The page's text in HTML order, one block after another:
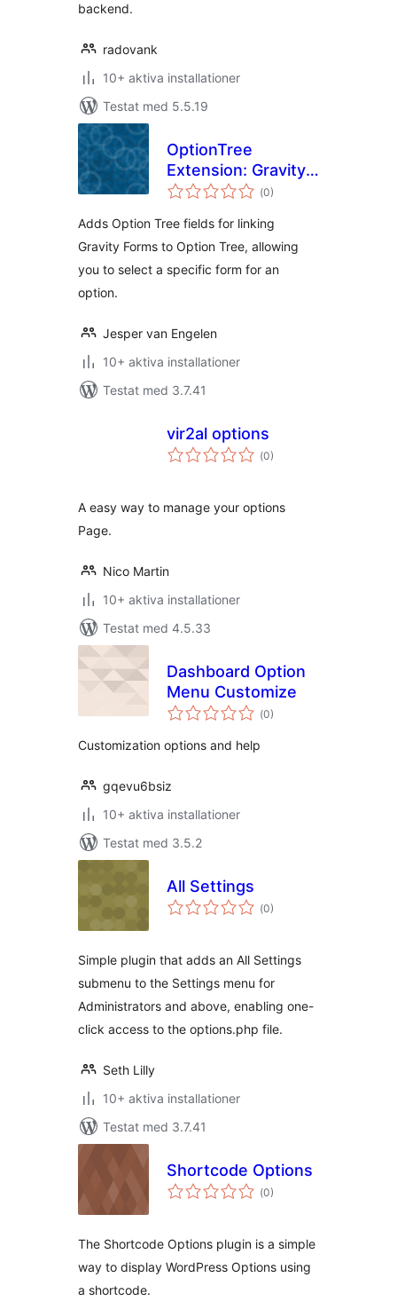
backend.
radovank
10+ aktiva installationer
Testat med 5.5.19
OptionTree
Extension: Gravity
Forms
(Totalt
antal
0)
Adds Option Tree fields for linking
Gravity Forms to Option Tree, allowing
you to select a specific form for an
option.
Jesper van Engelen
10+ aktiva installationer
Testat med 3.7.41
vir2al options
(Totalt
antal
0)
A easy way to manage your options
Page.
Nico Martin
10+ aktiva installationer
Testat med 4.5.33
Dashboard Option
Menu Customize
(Totalt
antal
0)
Customization options and help
gqevu6bsiz
10+ aktiva installationer
Testat med 3.5.2
All Settings
(Totalt
antal
0)
Simple plugin that adds an All Settings
submenu to the Settings menu for
Administrators and above, enabling one-
click access to the options.php file.
Seth Lilly
10+ aktiva installationer
Testat med 3.7.41
Shortcode Options
(Totalt
antal
0)
The Shortcode Options plugin is a simple
way to display WordPress Options using
a shortcode.